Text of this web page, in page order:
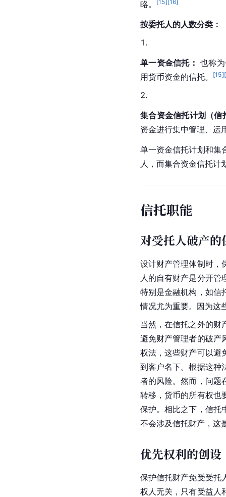
略。 [15][16]
按委托人的人数分类：
单一资金信托： 也称
用货币资金的信托。
[15][
集合资金信托计划（信
资金进行集中管理、运
单一资金信托计划和集
人，而集合资金信托计
信托职能
对受托人破产的
设计财产管理体制时，
人的自有财产是分开管
特别是金融机构，如信
情况尤为重要。因为这
当然，在信托之外的财
避免财产管理者的破产
权法，这些财产可以避
到客户名下。根据这种
者的风险。然而，问题
转移，货币的所有权也
保护。相比之下，信托
不会涉及信托财产，这
优先权利的创设
保护信托财产免受受托
权人无关，只有受益人